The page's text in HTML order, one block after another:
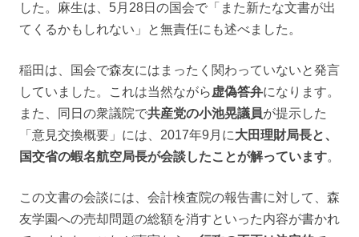
した。麻生は、5月28日の国会で「また新たな文書が出
てくるかもしれない」と無責任にも述べました。
稲田は、国会で森友にはまったく関わっていないと発言
していました。これは当然ながら虚偽答弁になります。
また、同日の衆議院で共産党の小池晃議員が提示した
「意見交換概要」には、2017年9月に大田理財局長と、
国交省の蝦名航空局長が会談したことが解っています。
この文書の会談には、会計検査院の報告書に対して、森
友学園への売却問題の総額を消すといった内容が書かれ